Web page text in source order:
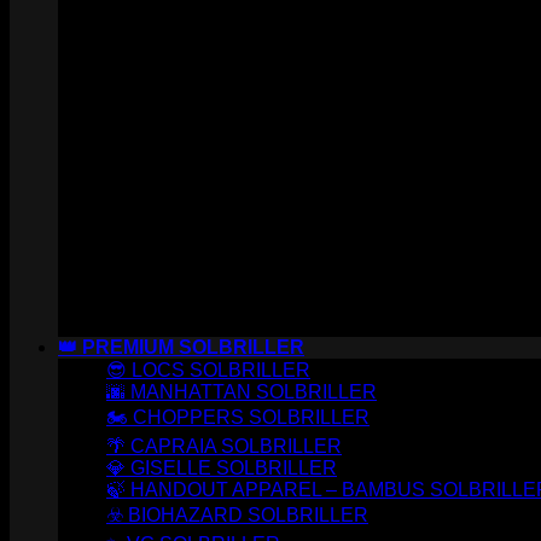
👑 PREMIUM SOLBRILLER
😎 LOCS SOLBRILLER
🌆 MANHATTAN SOLBRILLER
🏍️ CHOPPERS SOLBRILLER
🌴 CAPRAIA SOLBRILLER
💎 GISELLE SOLBRILLER
🍃 HANDOUT APPAREL – BAMBUS
☣️ BIOHAZARD SOLBRILLER